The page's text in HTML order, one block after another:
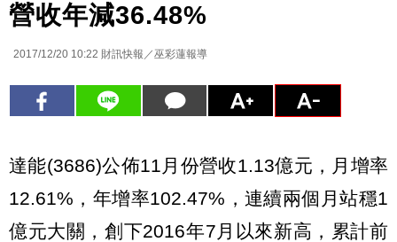
營收年減36.48%
2017/12/20 10:22 財訊快報／巫彩蓮報導
達能(3686)公佈11月份營收1.13億元，月增率
12.61%，年增率102.47%，連續兩個月站穩1
億元大關，創下2016年7月以來新高，累計前